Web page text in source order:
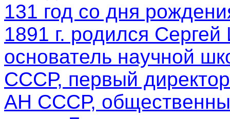
131 год со дня
1891 г. родился
основатель научной
СССР, первый
АН СССР,